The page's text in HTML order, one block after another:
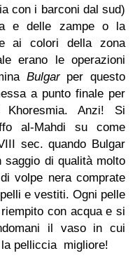
con i barconi dal sud)
e delle zampe o la
ai colori della zona
erano le operazioni
Bulgarper questo
a punto finale per
Anzi! Si
al-Mahdi su come
sec. quando Bulgar
saggio di qualità molto
volpe nera comprate
e vestiti. Ogni pelle
con acqua e si
il vaso in cui
la pelliccia migliore!